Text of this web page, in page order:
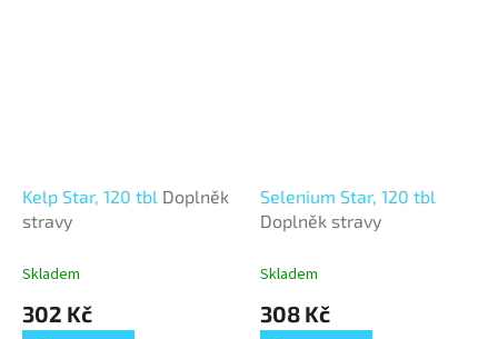
Kelp Star, 120 tbl Doplněk
stravy
Skladem
302 Kč
Selenium Star, 120 tbl
Doplněk stravy
Skladem
308 Kč